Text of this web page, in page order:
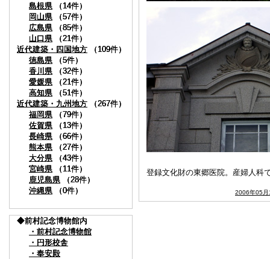
島根県 （14件）
岡山県 （57件）
広島県 （85件）
山口県 （21件）
近代建築・四国地方 （109件）
徳島県 （5件）
香川県 （32件）
愛媛県 （21件）
高知県 （51件）
近代建築・九州地方 （267件）
福岡県 （79件）
佐賀県 （13件）
長崎県 （66件）
熊本県 （27件）
大分県 （43件）
宮崎県 （11件）
鹿児島県 （28件）
沖縄県 （0件）
◆前村記念博物館内
・前村記念博物館
・円形校舎
・奉安殿
島根県 （14件）
岡山県 （57件）
広島県 （85件）
山口県 （21件）
近代建築・四国地方 （109件）
徳島県 （5件）
香川県 （32件）
愛媛県 （21件）
高知県 （51件）
近代建築・九州地方 （267件）
福岡県 （79件）
佐賀県 （13件）
長崎県 （66件）
熊本県 （27件）
大分県 （43件）
宮崎県 （11件）
鹿児島県 （28件）
沖縄県 （0件）
◆前村記念博物館内
・前村記念博物館
・円形校舎
・奉安殿
島根県 （14件）
岡山県 （57件）
広島県 （85件）
山口県 （21件）
近代建築・四国地方 （109件）
徳島県 （5件）
香川県 （32件）
愛媛県 （21件）
高知県 （51件）
近代建築・九州地方 （267件）
福岡県 （79件）
佐賀県 （13件）
長崎県 （66件）
熊本県 （27件）
大分県 （43件）
宮崎県 （11件）
鹿児島県 （28件）
沖縄県 （0件）
◆前村記念博物館内
・前村記念博物館
・円形校舎
・奉安殿
登録文化財の東郷医院。産婦人科
2006年05月